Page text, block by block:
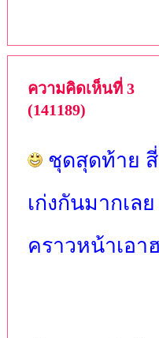
ความคิดเห็นที่ 3
(141189)
ชุดสุดท้าย
เก่งกันมากเล
คราวหน้าเอา